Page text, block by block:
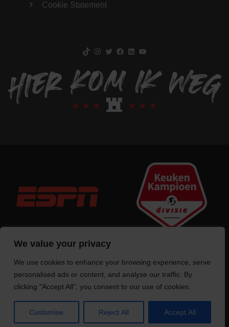
We value your privacy
We use cookies to enhance your browsing experience, serve
personalised ads or content, and analyse our traffic. By
clicking "Accept All", you consent to our use of cookies.
Customise Reject All Accept All
Cookie Statement
Trotse bouwervan deze website